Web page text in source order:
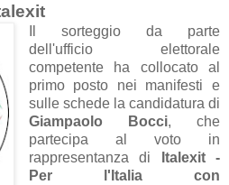
Il sorteggio da parte
dell'ufficio elettorale
competente ha collocato al
primo posto nei manifesti e
sulle schede la candidatura di
Giampaolo Bocci, che
partecipa al voto in
rappresentanza di
Italexit -
Per l'Italia con